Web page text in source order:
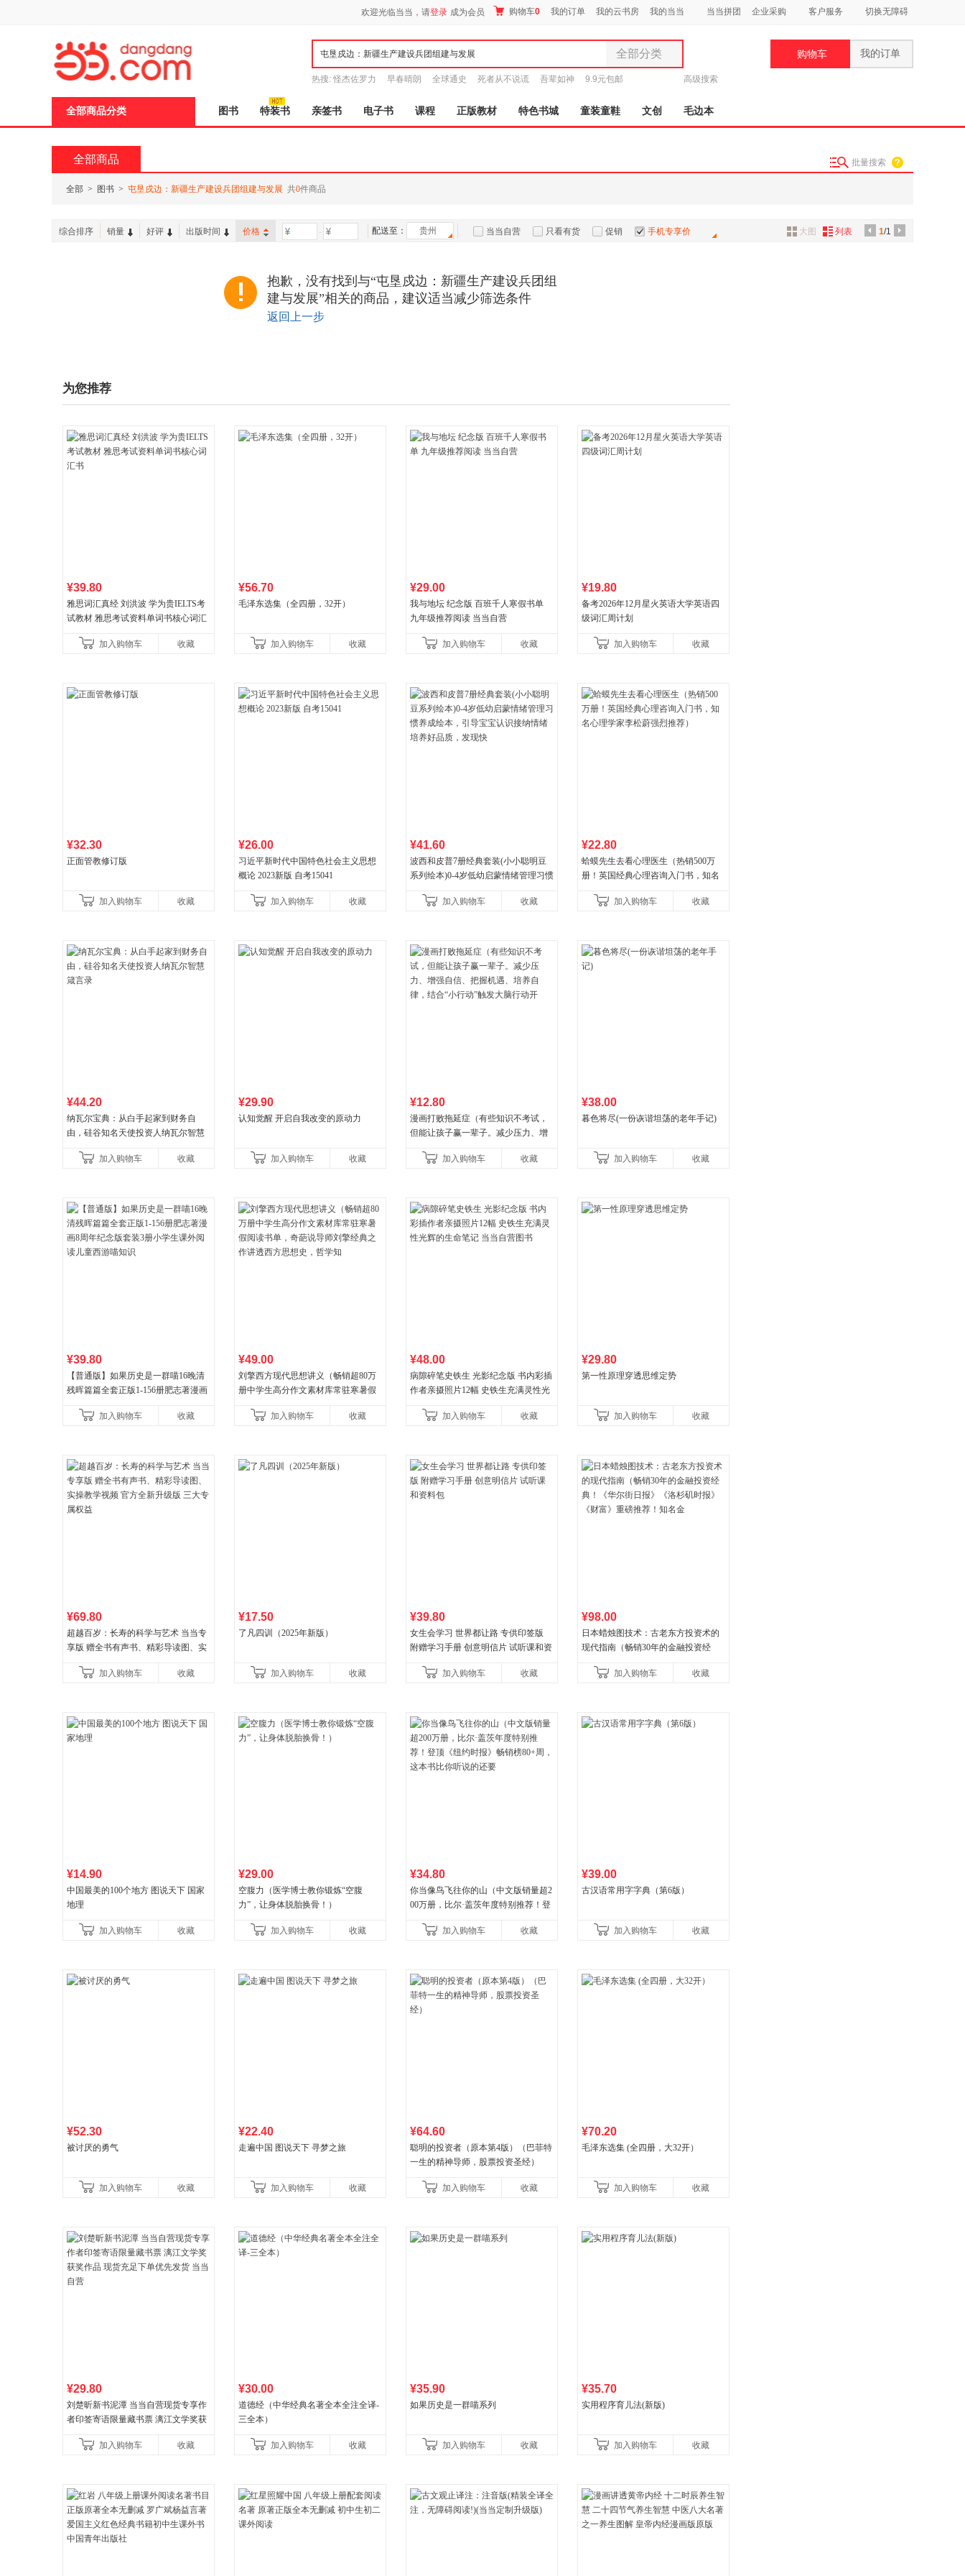
欢迎光临当当，请登录 成为会员 购物车0 我的订单 我的云书房 我的当当 当当拼团 企业采购 客户服务 切换无障碍
全部分类
全部分类
图书
电子书
孕婴服饰
数码影音
电脑办公
热搜: 怪杰佐罗力 早春晴朗 全球通史 死者从不说谎 吾辈如神 9.9元包邮 高级搜索
购物车 我的订单
全部商品分类 图书 特装书 亲签书 电子书 课程 正版教材 特色书城 童装童鞋 文创 毛边本
全部商品 批量搜索
全部 > 图书 > 屯垦戍边：新疆生产建设兵团组建与发展 共0件商品
综合排序 销量 好评 出版时间 价格 - 配送至： 贵州 当当自营 只看有货 促销 手机专享价 1/1
大图 列表
抱歉，没有找到与“屯垦戍边：新疆生产建设兵团组
建与发展”相关的商品，建议适当减少筛选条件
返回上一步
为您推荐
¥39.80
雅思词汇真经 刘洪波 学为贵IELTS考
试教材 雅思考试资料单词书核心词汇
加入购物车
收藏
¥56.70
毛泽东选集（全四册，32开）
加入购物车 收藏
¥29.00
我与地坛 纪念版 百班千人寒假书单
九年级推荐阅读 当当自营
加入购物车 收藏
¥19.80
备考2026年12月星火英语大学英语四
级词汇周计划
加入购物车 收藏
¥32.30
正面管教修订版
加入购物车 收藏
¥26.00
习近平新时代中国特色社会主义思想
概论 2023新版 自考15041
加入购物车 收藏
¥41.60
波西和皮普7册经典套装(小小聪明豆
系列绘本)0-4岁低幼启蒙情绪管理习惯
养好品质，发现快
加入购物车 收藏
¥22.80
蛤蟆先生去看心理医生（热销500万
册！英国经典心理咨询入门书，知名
加入购物车
收藏
¥44.20
纳瓦尔宝典：从白手起家到财务自
由，硅谷知名天使投资人纳瓦尔智慧
加入购物车
收藏
¥29.90
认知觉醒 开启自我改变的原动力
加入购物车 收藏
¥12.80
漫画打败拖延症（有些知识不考试，
但能让孩子赢一辈子。减少压力、增
合“小行动”触发大脑行动开
加入购物车 收藏
¥38.00
暮色将尽(一份诙谐坦荡的老年手记)
加入购物车 收藏
¥39.80
【普通版】如果历史是一群喵16晚清
残晖篇篇全套正版1-156册肥志著漫画
儿童西游喵知识
加入购物车 收藏
¥49.00
刘擎西方现代思想讲义（畅销超80万
册中学生高分作文素材库常驻寒暑假
讲透西方思想史，哲学知
加入购物车 收藏
¥48.00
病隙碎笔史铁生 光影纪念版 书内彩插
作者亲摄照片12幅 史铁生充满灵性光
加入购物车
收藏
¥29.80
第一性原理穿透思维定势
加入购物车 收藏
¥69.80
超越百岁：长寿的科学与艺术 当当专
享版 赠全书有声书、精彩导读图、实
权益
加入购物车 收藏
¥17.50
了凡四训（2025年新版）
加入购物车 收藏
¥39.80
女生会学习 世界都让路 专供印签版
附赠学习手册 创意明信片 试听课和资
加入购物车
收藏
¥98.00
日本蜡烛图技术：古老东方投资术的
现代指南（畅销30年的金融投资经
《财富》重磅推荐！知名金
加入购物车 收藏
¥14.90
中国最美的100个地方 图说天下 国家
地理
加入购物车 收藏
¥29.00
空腹力（医学博士教你锻炼“空腹
力”，让身体脱胎换骨！）
加入购物车 收藏
¥34.80
你当像鸟飞往你的山（中文版销量超2
00万册，比尔·盖茨年度特别推荐！登
比你听说的还要
加入购物车 收藏
¥39.00
古汉语常用字字典（第6版）
加入购物车 收藏
¥52.30
被讨厌的勇气
加入购物车 收藏
¥22.40
走遍中国 图说天下 寻梦之旅
加入购物车 收藏
¥64.60
聪明的投资者（原本第4版）（巴菲特
一生的精神导师，股票投资圣经）
加入购物车 收藏
¥70.20
毛泽东选集 (全四册，大32开）
加入购物车 收藏
¥29.80
刘楚昕新书泥潭 当当自营现货专享作
者印签寄语限量藏书票 漓江文学奖获
加入购物车 收藏
¥30.00
道德经（中华经典名著全本全注全译-
三全本）
加入购物车 收藏
¥35.90
如果历史是一群喵系列
加入购物车 收藏
¥35.70
实用程序育儿法(新版)
加入购物车 收藏
页